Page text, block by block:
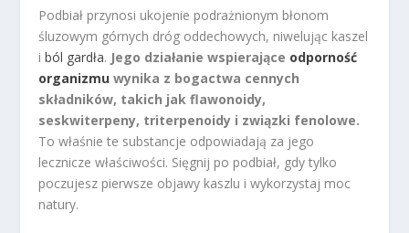
Podbiał przynosi ukojenie podrażnionym błonom
śluzowym górnych dróg oddechowych, niwelując kaszel
iból gardła. Jego działanie wspierające odporność
organizmu wynika z bogactwa cennych
składników, takich jak flawonoidy,
seskwiterpeny, triterpenoidy i związki fenolowe.
To właśnie te substancje odpowiadają za jego
lecznicze właściwości. Sięgnij po podbiał, gdy tylko
poczujesz pierwsze objawy kaszlu i wykorzystaj moc
natury.